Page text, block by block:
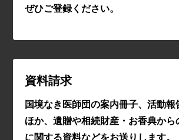
ぜひご登録ください。
資料請求
国境なき医師団の案内冊子、活動報
ほか、遺贈や相続財産・お香典から
に関する資料などをお送りします。